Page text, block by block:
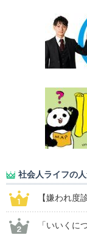
社会人ライフの
【嫌われ度
「いいく